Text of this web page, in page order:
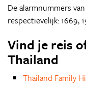
De alarmnummers
respectievelijk: 1669,
Vind je reis
Thailand
Thailand Family